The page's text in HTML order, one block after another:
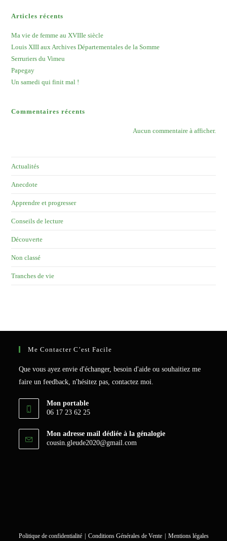
Articles récents
Ma vie de femme au XVIIIe siècle
Louis XIII aux Archives Départementales de la Somme
Serruriers du Vimeu
Papegay
Un samedi qui finit mal !
Commentaires récents
Aucun commentaire à afficher.
Actualités
Anecdote
Apprendre et progresser
Conseils de lecture
Découverte
Non classé
Tranches de vie
Me Contacter C’est Facile
Que vous ayez envie d'échanger, besoin d'aide ou souhaitiez me
faire un feedback, n'hésitez pas, contactez moi.
Mon portable
06 17 23 62 25
Mon adresse mail dédiée à la génalogie
cousin.gleude2020@gmail.com
Politique de confidentialité Conditions Générales de Vente Mentions légales